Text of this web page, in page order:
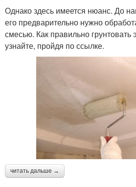
Однако здесь имеется нюанс. До
его предварительно нужно
смесью. Как правильно грунтовать
узнайте, пройдя по ссылке.
читать дальше →